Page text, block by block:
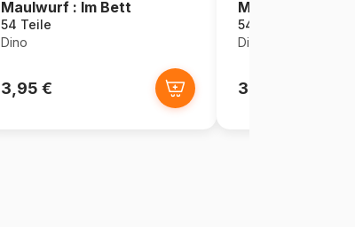
Maulwurf : Im Bett
54 Teile
Dino
3,95 €
Maulwurf :
54 Teile
Dino
3,95 €